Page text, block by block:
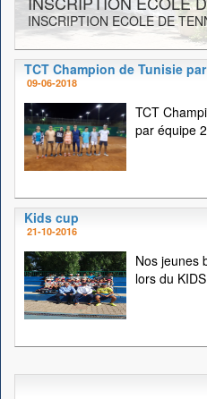
INSCRIPTION ECOLE DE
TCT Champion de Tunisie
09-06-2018
TCT
par équipe
Kids cup
21-10-2016
Nos jeunes
lors du